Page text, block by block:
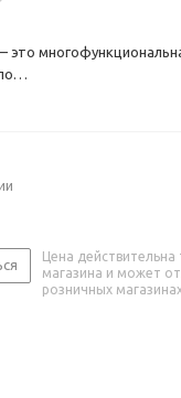
это
Цена
магазина и может
розничных